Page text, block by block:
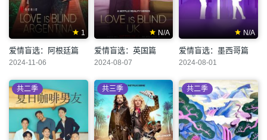
1
爱情盲选：阿根廷篇
2024-11-06
N/A
爱情盲选：英国篇
2024-08-07
N/A
爱情盲选：墨西哥篇
2024-08-01
共二季 共三季 共二季